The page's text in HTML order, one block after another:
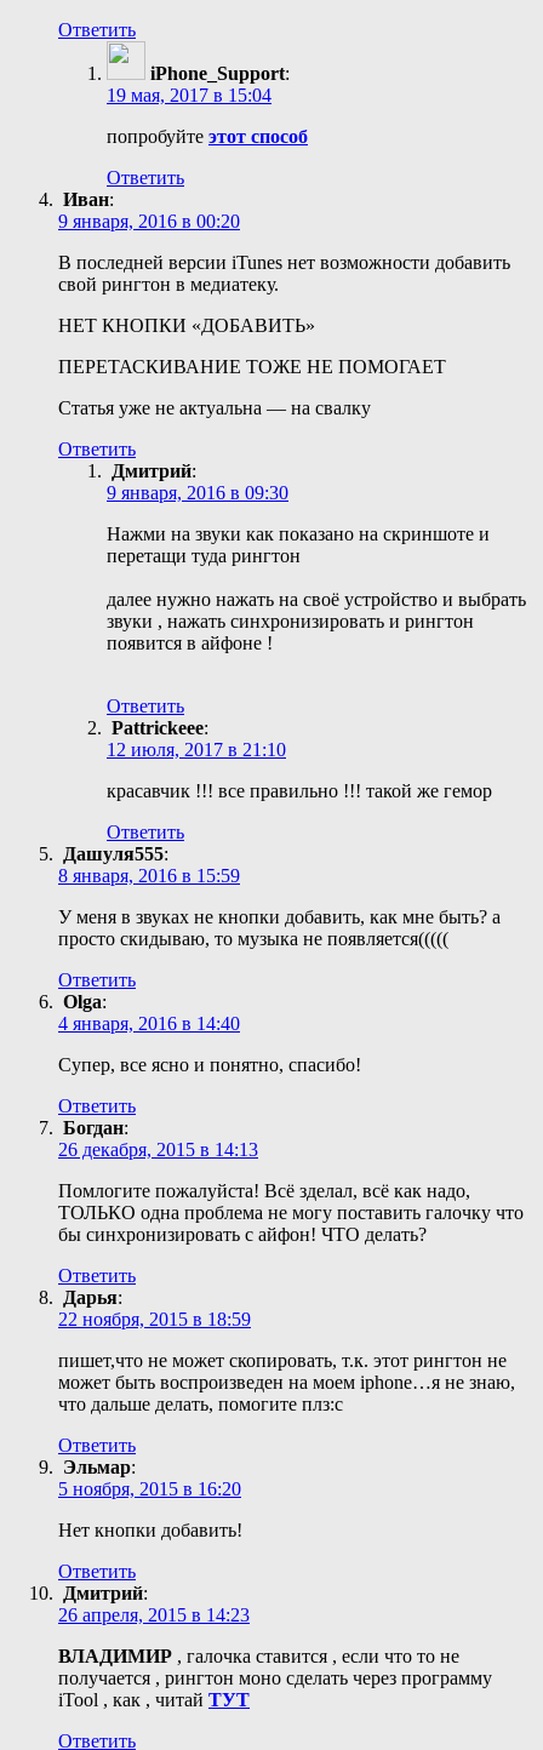
Ответить
iPhone_Support:
19 мая, 2017 в 15:04
попробуйте этот способ
Ответить
Иван:
9 января, 2016 в 00:20
В последней версии iTunes нет возможности добавить
свой рингтон в медиатеку.
НЕТ КНОПКИ «ДОБАВИТЬ»
ПЕРЕТАСКИВАНИЕ ТОЖЕ НЕ ПОМОГАЕТ
Статья уже не актуальна — на свалку
Ответить
Дмитрий:
9 января, 2016 в 09:30
Нажми на звуки как показано на скриншоте и
перетащи туда рингтон
далее нужно нажать на своё устройство и выбрать
звуки , нажать синхронизировать и рингтон
появится в айфоне !
Ответить
Pattrickeee:
12 июля, 2017 в 21:10
красавчик !!! все правильно !!! такой же гемор
Ответить
Дашуля555:
8 января, 2016 в 15:59
У меня в звуках не кнопки добавить, как мне быть? а
просто скидываю, то музыка не появляется(((((
Ответить
Olga:
4 января, 2016 в 14:40
Супер, все ясно и понятно, спасибо!
Ответить
Богдан:
26 декабря, 2015 в 14:13
Помлогите пожалуйста! Всё зделал, всё как надо,
ТОЛЬКО одна проблема не могу поставить галочку что
бы синхронизировать с айфон! ЧТО делать?
Ответить
Дарья:
22 ноября, 2015 в 18:59
пишет,что не может скопировать, т.к. этот рингтон не
может быть воспроизведен на моем iphone…я не знаю,
что дальше делать, помогите плз:с
Ответить
Эльмар:
5 ноября, 2015 в 16:20
Нет кнопки добавить!
Ответить
Дмитрий:
26 апреля, 2015 в 14:23
ВЛАДИМИР , галочка ставится , если что то не
получается , рингтон моно сделать через программу
iTool , как , читай ТУТ
Ответить